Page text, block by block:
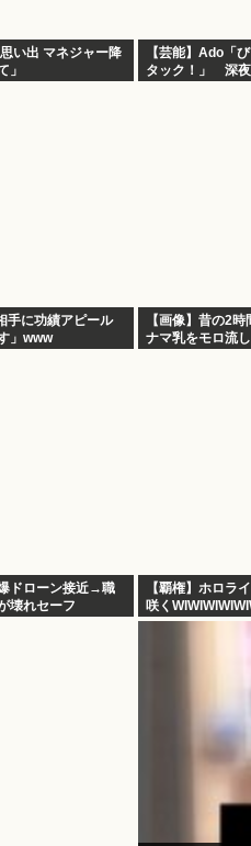
い出 マネジャー降
」
【芸能】Ado「
タック！」 深夜
手に功績アピール
」www
【画像】昔の2
ナマ乳をモロ流し
ドローン接近→職
壊れセーフ
【覇権】ホロラ
咲く